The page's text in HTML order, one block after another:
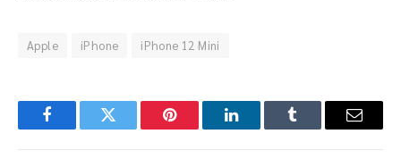
Apple iPhone iPhone 12 Mini
FacebookTwitter Pinterest LinkedInTumblr Email